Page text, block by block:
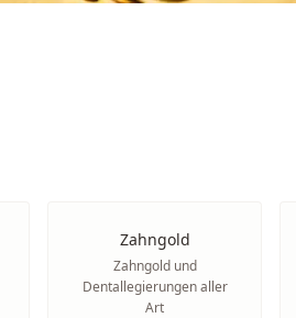
Zahngold
Zahngold und
Dentallegierungen aller
Art